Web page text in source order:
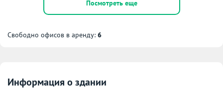
Посмотреть еще
Свободно офисов в аренду: 6
Информация о здании